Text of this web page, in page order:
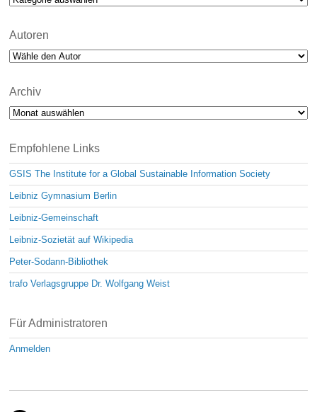
Autoren
Archiv
Archiv
Empfohlene Links
GSIS The Institute for a Global Sustainable Information Society
Leibniz Gymnasium Berlin
Leibniz-Gemeinschaft
Leibniz-Sozietät auf Wikipedia
Peter-Sodann-Bibliothek
trafo Verlagsgruppe Dr. Wolfgang Weist
Für Administratoren
Anmelden